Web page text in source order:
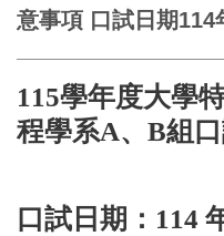
意事項 口試日期114
115學年度大學
程學系A、B組
口試日期：114